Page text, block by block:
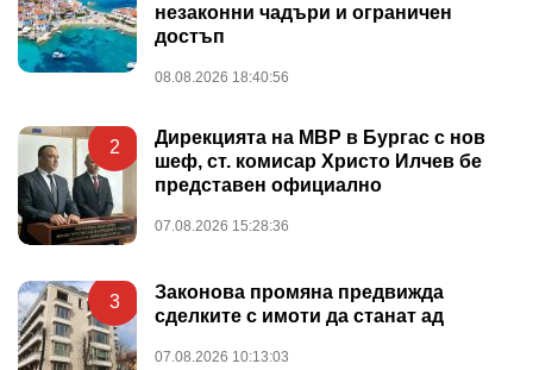
незаконни чадъри и ограничен
достъп
08.08.2026 18:40:56
2
Дирекцията на МВР в Бургас с нов
шеф, ст. комисар Христо Илчев бе
представен официално
07.08.2026 15:28:36
3
Законова промяна предвижда
сделките с имоти да станат ад
07.08.2026 10:13:03